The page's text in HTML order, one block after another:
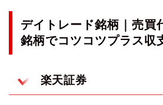
デイトレード銘柄｜売買
銘柄でコツコツプラス収
楽天証券